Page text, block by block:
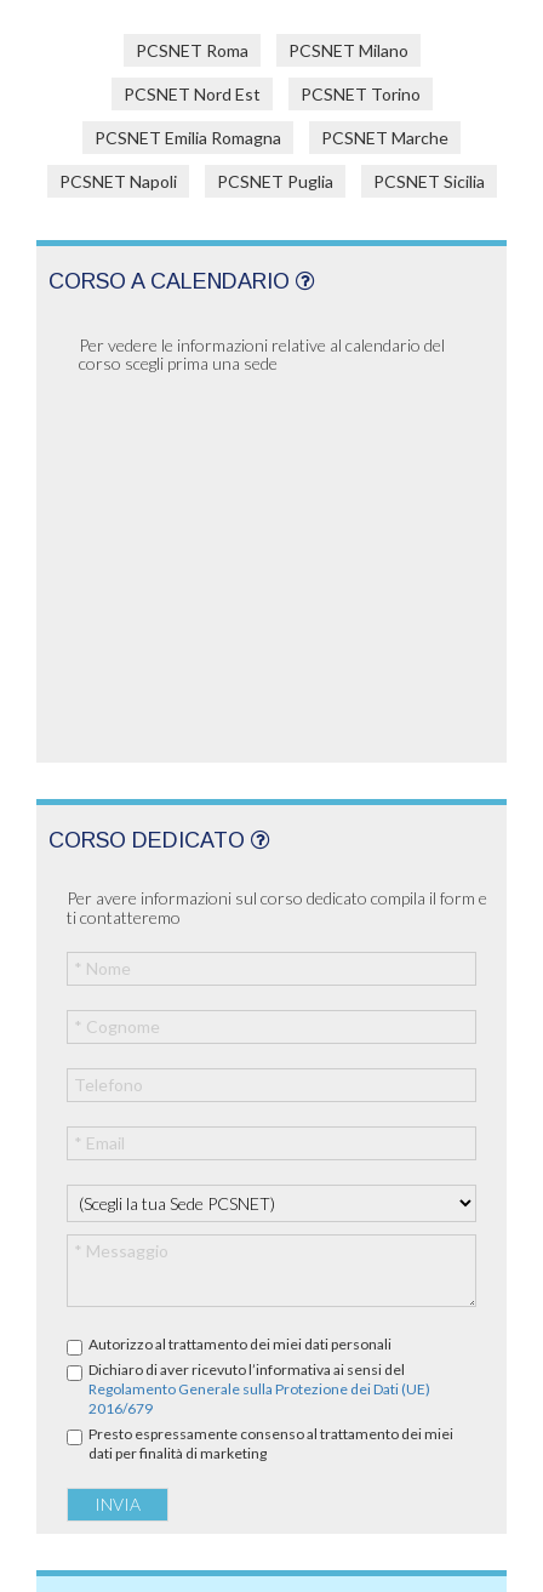
PCSNET Roma PCSNET Milano
PCSNET Nord Est PCSNET Torino
PCSNET Emilia Romagna PCSNET Marche
PCSNET Napoli PCSNET Puglia PCSNET Sicilia
CORSO A CALENDARIO
Per vedere le informazioni relative al calendario del
corso scegli prima una sede
CORSO DEDICATO
Per avere informazioni sul corso dedicato compila il form e
ti contatteremo
Autorizzo al trattamento dei miei dati personali
Dichiaro di aver ricevuto l’informativa ai sensi del
Regolamento Generale sulla Protezione dei Dati (UE)
2016/679
Presto espressamente consenso al trattamento dei miei
dati per finalità di marketing